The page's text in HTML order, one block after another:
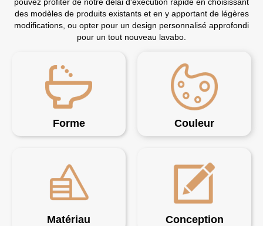
des modèles de produits existants et en y apportant de légères
modifications, ou opter pour un design personnalisé approfondi
pour un tout nouveau lavabo.
Forme Couleur
Matériau Conception